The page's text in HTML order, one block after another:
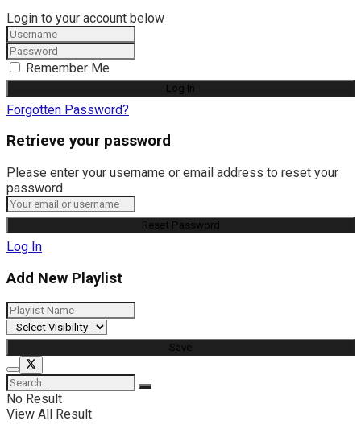
Login to your account below
Remember Me
Forgotten Password?
Retrieve your password
Please enter your username or email address to reset your
password.
Log In
Add New Playlist
No Result
View All Result